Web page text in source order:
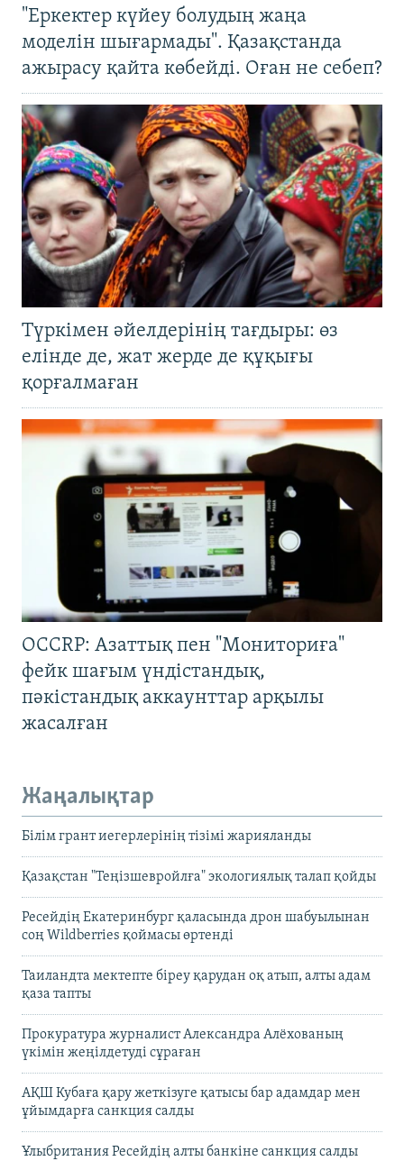
"Еркектер күйеу болудың жаңа
моделін шығармады". Қазақстанда
ажырасу қайта көбейді. Оған не себеп?
Түркімен әйелдерінің тағдыры: өз
елінде де, жат жерде де құқығы
қорғалмаған
OCCRP: Азаттық пен "Мониториға"
фейк шағым үндістандық,
пәкістандық аккаунттар арқылы
жасалған
Жаңалықтар
Білім грант иегерлерінің тізімі жарияланды
Қазақстан "Теңізшевройлға" экологиялық талап қойды
Ресейдің Екатеринбург қаласында дрон шабуылынан
соң Wildberries қоймасы өртенді
Таиландта мектепте біреу қарудан оқ атып, алты адам
қаза тапты
Прокуратура журналист Александра Алёхованың
үкімін жеңілдетуді сұраған
АҚШ Кубаға қару жеткізуге қатысы бар адамдар мен
ұйымдарға санкция салды
Ұлыбритания Ресейдің алты банкіне санкция салды